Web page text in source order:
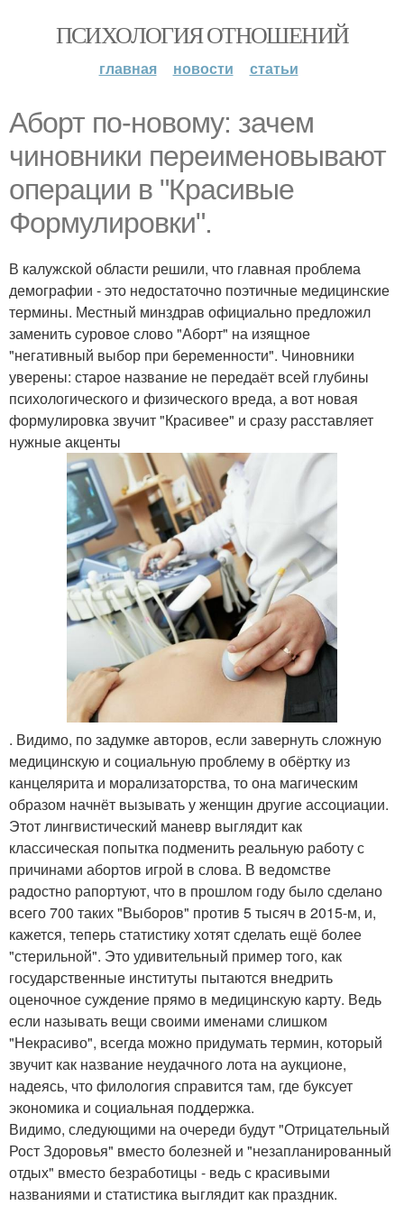
ПСИХОЛОГИЯ ОТНОШЕНИЙ
главная новости статьи
Аборт по-новому: зачем
чиновники переименовывают
операции в "Красивые
Формулировки".
В калужской области решили, что главная проблема
демографии - это недостаточно поэтичные медицинские
термины. Местный минздрав официально предложил
заменить суровое слово "Аборт" на изящное
"негативный выбор при беременности". Чиновники
уверены: старое название не передаёт всей глубины
психологического и физического вреда, а вот новая
формулировка звучит "Красивее" и сразу расставляет
нужные акценты
. Видимо, по задумке авторов, если завернуть сложную
медицинскую и социальную проблему в обёртку из
канцелярита и морализаторства, то она магическим
образом начнёт вызывать у женщин другие ассоциации.
Этот лингвистический маневр выглядит как
классическая попытка подменить реальную работу с
причинами абортов игрой в слова. В ведомстве
радостно рапортуют, что в прошлом году было сделано
всего 700 таких "Выборов" против 5 тысяч в 2015-м, и,
кажется, теперь статистику хотят сделать ещё более
"стерильной". Это удивительный пример того, как
государственные институты пытаются внедрить
оценочное суждение прямо в медицинскую карту. Ведь
если называть вещи своими именами слишком
"Некрасиво", всегда можно придумать термин, который
звучит как название неудачного лота на аукционе,
надеясь, что филология справится там, где буксует
экономика и социальная поддержка.
Видимо, следующими на очереди будут "Отрицательный
Рост Здоровья" вместо болезней и "незапланированный
отдых" вместо безработицы - ведь с красивыми
названиями и статистика выглядит как праздник.